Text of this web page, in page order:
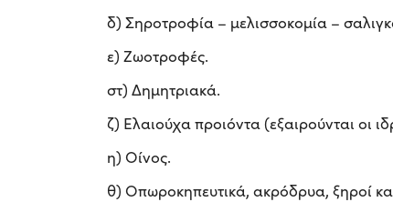
δ) Σηροτροφία – μελισσοκομία –
ε) Ζωοτροφές.
στ) Δημητριακά.
ζ) Ελαιούχα προιόντα (εξαιρούνται οι
η) Οίνος.
θ) Οπωροκηπευτικά, ακρόδρυα, ξηροί